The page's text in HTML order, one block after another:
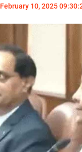
February 10, 2025